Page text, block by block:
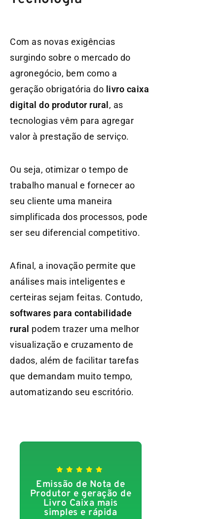
Com as novas exigências
surgindo sobre o mercado do
agronegócio, bem como a
geração obrigatória do livro caixa
digital do produtor rural , as
tecnologias vêm para agregar
valor à prestação de serviço.
Ou seja, otimizar o tempo de
trabalho manual e fornecer ao
seu cliente uma maneira
simplificada dos processos, pode
ser seu diferencial competitivo.
Afinal, a inovação permite que
análises mais inteligentes e
certeiras sejam feitas. Contudo,
softwares para contabilidade
rural podem trazer uma melhor
visualização e cruzamento de
dados, além de facilitar tarefas
que demandam muito tempo,
automatizando seu escritório.
Emissão de Nota de
Produtor e geração de
Livro Caixa mais
simples e rápida